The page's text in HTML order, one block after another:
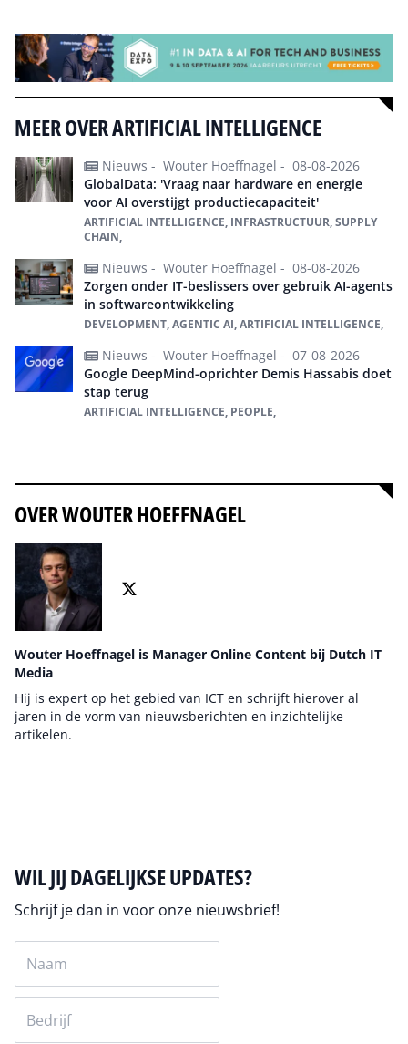
MEER OVER ARTIFICIAL INTELLIGENCE
Nieuws - Wouter Hoeffnagel - 08-08-2026
GlobalData: 'Vraag naar hardware en energie
voor AI overstijgt productiecapaciteit'
ARTIFICIAL INTELLIGENCE, INFRASTRUCTUUR, SUPPLY
CHAIN,
Nieuws - Wouter Hoeffnagel - 08-08-2026
Zorgen onder IT-beslissers over gebruik AI-agents
in softwareontwikkeling
DEVELOPMENT, AGENTIC AI, ARTIFICIAL INTELLIGENCE,
Nieuws - Wouter Hoeffnagel - 07-08-2026
Google DeepMind-oprichter Demis Hassabis doet
stap terug
ARTIFICIAL INTELLIGENCE, PEOPLE,
OVER WOUTER HOEFFNAGEL
Wouter Hoeffnagel is Manager Online Content bij Dutch IT
Media
Hij is expert op het gebied van ICT en schrijft hierover al
jaren in de vorm van nieuwsberichten en inzichtelijke
artikelen.
WIL JIJ DAGELIJKSE UPDATES?
Schrijf je dan in voor onze nieuwsbrief!